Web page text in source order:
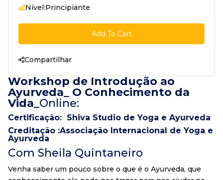
Workshop de Introdução ao
Ayurveda_ O Conhecimento da
Vida_ Online:
Certificação: Shiva Studio de Yoga e Ayurveda
Creditação :Associação Internacional de Yoga e
Ayurveda
Com Sheila Quintaneiro
Venha saber um pouco sobre o que é o Ayurveda, que
Nível:Principiante
Add To Cart
Compartilhar